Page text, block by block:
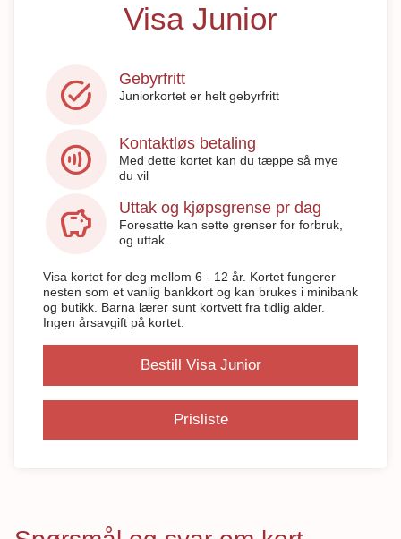
Visa Junior
task_alt Gebyrfritt
Juniorkortet er helt gebyrfritt
contactless Kontaktløs betaling
Med dette kortet kan du tæppe så mye
du vil
savings Uttak og kjøpsgrense pr dag
Foresatte kan sette grenser for forbruk,
og uttak.
Visa kortet for deg mellom 6 - 12 år. Kortet fungerer
nesten som et vanlig bankkort og kan brukes i minibank
og butikk. Barna lærer sunt kortvett fra tidlig alder.
Ingen årsavgift på kortet.
Bestill Visa Junior
Prisliste